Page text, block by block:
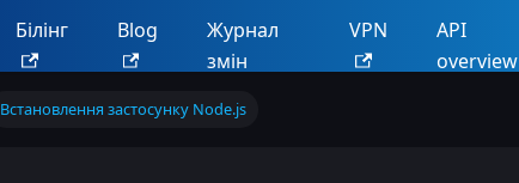
Білінг Blog
Журнал
змін
VPN
API
overview
Встановлення застосунку Node.js